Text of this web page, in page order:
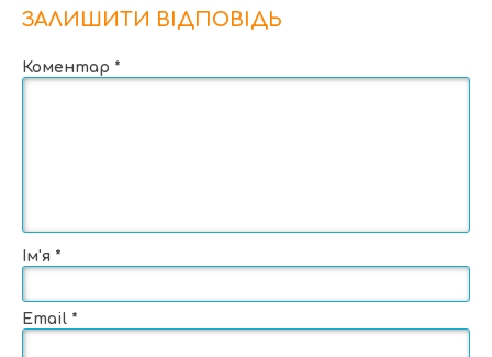
ЗАЛИШИТИ ВІДПОВІДЬ
Коментар *
Ім'я *
Email *